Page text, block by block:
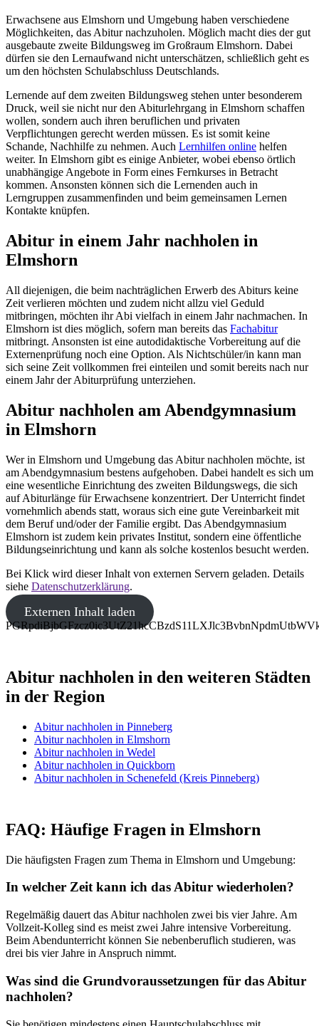
Erwachsene aus Elmshorn und Umgebung haben verschiedene
Möglichkeiten, das Abitur nachzuholen. Möglich macht dies der gut
ausgebaute zweite Bildungsweg im Großraum Elmshorn. Dabei
dürfen sie den Lernaufwand nicht unterschätzen, schließlich geht es
um den höchsten Schulabschluss Deutschlands.
Lernende auf dem zweiten Bildungsweg stehen unter besonderem
Druck, weil sie nicht nur den Abiturlehrgang in Elmshorn schaffen
wollen, sondern auch ihren beruflichen und privaten
Verpflichtungen gerecht werden müssen. Es ist somit keine
Schande, Nachhilfe zu nehmen. Auch Lernhilfen online helfen
weiter. In Elmshorn gibt es einige Anbieter, wobei ebenso örtlich
unabhängige Angebote in Form eines Fernkurses in Betracht
kommen. Ansonsten können sich die Lernenden auch in
Lerngruppen zusammenfinden und beim gemeinsamen Lernen
Kontakte knüpfen.
Abitur in einem Jahr nachholen in
Elmshorn
All diejenigen, die beim nachträglichen Erwerb des Abiturs keine
Zeit verlieren möchten und zudem nicht allzu viel Geduld
mitbringen, möchten ihr Abi vielfach in einem Jahr nachmachen. In
Elmshorn ist dies möglich, sofern man bereits das Fachabitur
mitbringt. Ansonsten ist eine autodidaktische Vorbereitung auf die
Externenprüfung noch eine Option. Als Nichtschüler/in kann man
sich seine Zeit vollkommen frei einteilen und somit bereits nach nur
einem Jahr der Abiturprüfung unterziehen.
Abitur nachholen am Abendgymnasium
in Elmshorn
Wer in Elmshorn und Umgebung das Abitur nachholen möchte, ist
am Abendgymnasium bestens aufgehoben. Dabei handelt es sich um
eine wesentliche Einrichtung des zweiten Bildungswegs, die sich
auf Abiturlänge für Erwachsene konzentriert. Der Unterricht findet
vornehmlich abends statt, woraus sich eine gute Vereinbarkeit mit
dem Beruf und/oder der Familie ergibt. Das Abendgymnasium
Elmshorn ist zudem kein privates Institut, sondern eine öffentliche
Bildungseinrichtung und kann als solche kostenlos besucht werden.
Bei Klick wird dieser Inhalt von externen Servern geladen. Details
siehe Datenschutzerklärung.
Externen Inhalt laden
Abitur nachholen in den weiteren Städten
in der Region
Abitur nachholen in Pinneberg
Abitur nachholen in Elmshorn
Abitur nachholen in Wedel
Abitur nachholen in Quickborn
Abitur nachholen in Schenefeld (Kreis Pinneberg)
FAQ: Häufige Fragen in Elmshorn
Die häufigsten Fragen zum Thema in Elmshorn und Umgebung:
In welcher Zeit kann ich das Abitur wiederholen?
Regelmäßig dauert das Abitur nachholen zwei bis vier Jahre. Am
Vollzeit-Kolleg sind es meist zwei Jahre intensive Vorbereitung.
Beim Abendunterricht können Sie nebenberuflich studieren, was
drei bis vier Jahre in Anspruch nimmt.
Was sind die Grundvoraussetzungen für das Abitur
nachholen?